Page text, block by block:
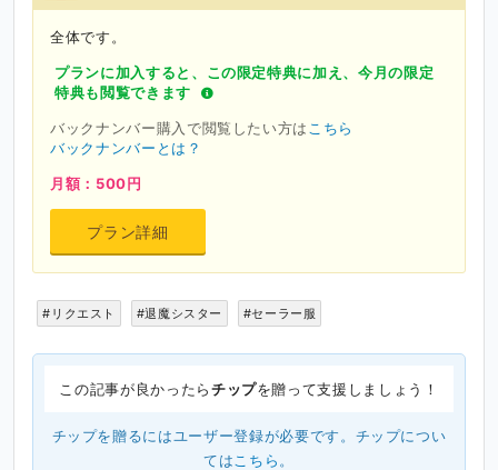
全体です。
プランに加入すると、この限定特典に加え、今月の限定
特典も閲覧できます
バックナンバー購入で閲覧したい方はこちら
バックナンバーとは？
月額：500円
プラン詳細
#リクエスト #退魔シスター #セーラー服
この記事が良かったらチップを贈って支援しましょう！
チップを贈るにはユーザー登録が必要です。チップについ
ては こちら 。